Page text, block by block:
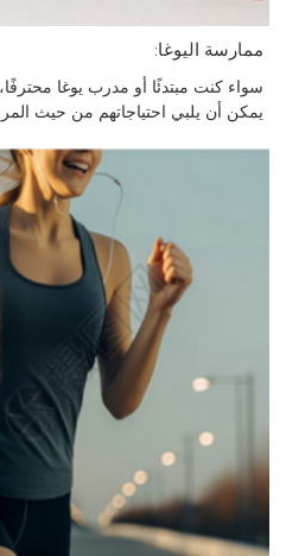
ممارسة اليوغا:
سواء كنت مبتدئًا أو مدرب يوغا
يمكن أن يلبي احتياجاتهم من حيث